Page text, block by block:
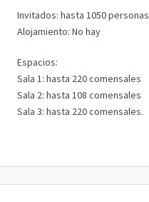
Invitados: hasta 1050 personas
Alojamiento: No hay
Espacios:
Sala 1: hasta 220 comensales
Sala 2: hasta 108 comensales
Sala 3: hasta 220 comensales.